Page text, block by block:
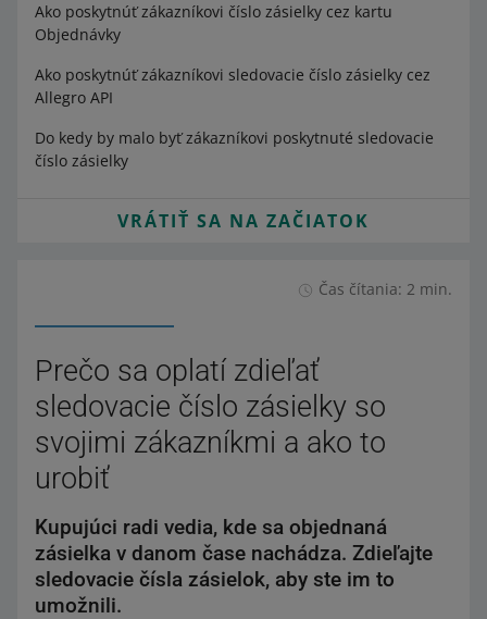
Ako poskytnúť zákazníkovi číslo zásielky cez kartu
Objednávky
Ako poskytnúť zákazníkovi sledovacie číslo zásielky cez
Allegro API
Do kedy by malo byť zákazníkovi poskytnuté sledovacie
číslo zásielky
VRÁTIŤ SA NA ZAČIATOK
Čas čítania: 2 min.
Prečo sa oplatí zdieľať
sledovacie číslo zásielky so
svojimi zákazníkmi a ako to
urobiť
Kupujúci radi vedia, kde sa objednaná
zásielka v danom čase nachádza. Zdieľajte
sledovacie čísla zásielok, aby ste im to
umožnili.